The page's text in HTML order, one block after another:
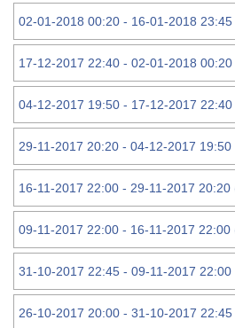
02-01-2018 00:20 - 16-01-2018 23:45
17-12-2017 22:40 - 02-01-2018 00:20
04-12-2017 19:50 - 17-12-2017 22:40
29-11-2017 20:20 - 04-12-2017 19:50
16-11-2017 22:00 - 29-11-2017 20:20
09-11-2017 22:00 - 16-11-2017 22:00
31-10-2017 22:45 - 09-11-2017 22:00
26-10-2017 20:00 - 31-10-2017 22:45